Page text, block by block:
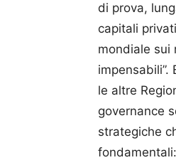
di prova,
capitali
mondiale sui
le altre
governance
strategiche